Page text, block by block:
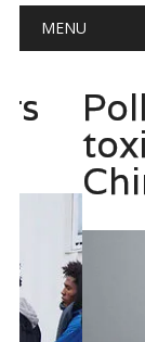
Main
MENU
Chine